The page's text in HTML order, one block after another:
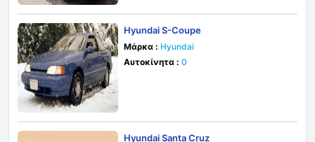
Hyundai S-Coupe
Μάρκα : Hyundai
Αυτοκίνητα : 0
Hyundai Santa Cruz